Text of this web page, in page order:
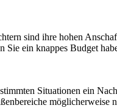
sind ihre hohen
Sie ein knappes Budget
Situationen ein
möglicherweise